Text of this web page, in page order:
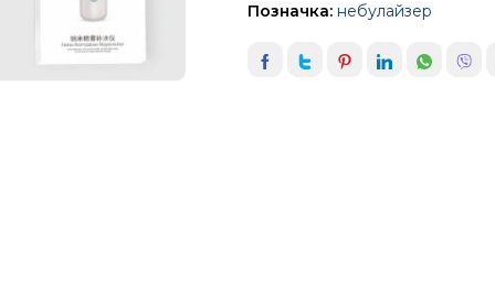
Позначка: небулайзер